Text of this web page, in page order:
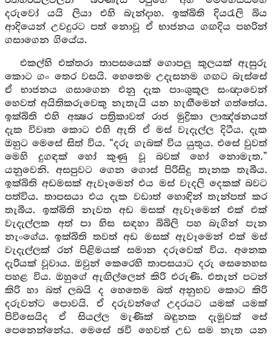
දරුවෝ යයි ලියා එහි බැන්දාහ. ඉක්බිති දියරැලි බිය
ආදියෙන් උවදුරට පත් නොවූ ඒ භාජනය ගඟදිය පහරින්
ගසාගෙන ගියේය.
එකල්හි එක්තරා තාපසයෙක් ගොපලු කුලයක් ඇසුරු
කොට ගං තෙර වසයි. හෙතෙම උදැසනම ගඟට බැස්සේ
ඒ භාජනය ගසාගෙන එනු දැක පාංශුකූල සංඥාවෙන්
හෙවත් අයිතිකරුවෙකු නැතැයි යන හැඟීමෙන් ගත්තේය.
ඉක්බිති එහි අක්‍ෂර පත්‍රිකාවත් රාජ මුද්‍රිකා ලාඤ්ඡනයත්
දැක විවෘත කොට එහි ඇති ඒ මස් වැදැල්ල දිටීය. දැක
ඔහුට මෙසේ සිත් විය. “දරු ගැබක් විය යුතුය. එසේ වුවත්
මෙහි දුගඳක් හෝ කුණු වූ බවක් හෝ නොමැත.”
යනුවෙනි. අසපුවට ගෙන ගොස් පිරිසිදු තැනක තැබීය.
ඉක්බිති අඩමසක් ඇවෑමෙන් එය මස් වැදලි දෙකක් බවට
පත්විය. තාපසයා එය දැක වඩාත් හොඳින් තැන්පත් කර
තැබීය. ඉක්බිති නැවත අඩ මසක් ඇවෑමෙන් එක් එක්
වැදැල්ලක අත් පා හිස සඳහා බිබිලි පහ බැගින් පැන
නැංගේය. ඉක්බිති තවත් අඩ මසක් ඇවෑමෙන් එක් මස්
වැදැල්ලක් රන් පිළිමයක් සමාන දරුවෙක් විය. අනෙක
දැරියක් වූවාය. ඔවුන් කෙරෙහි තාපසයාට දරු සෙනෙහස
පහළ විය. ඔහුගේ ඇඟිල්ලෙන් කිරි එරුණි. එතැන් පටන්
කිරි හා බත් ලබයි ද හෙතෙම බත් අනුභව කොට කිරි
දරුවන්ට පොවයි. ඒ දරුවන්ගේ උදරයට යමක් යමක්
පිවිසෙයිද ඒ සියල්ල මැණික් බඳුනක දැමූවක් සේ
පෙනෙන්නේය. මෙසේ ඡවි හෙවත් උඩ සම නැත යන